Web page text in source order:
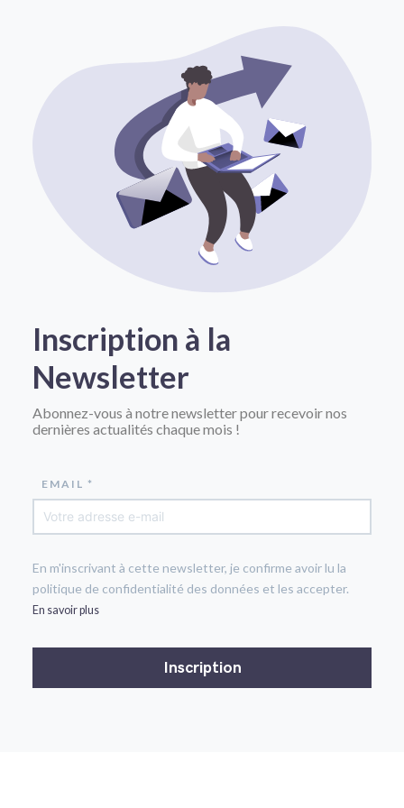
Inscription à la
Newsletter
Abonnez-vous à notre newsletter pour recevoir nos
dernières actualités chaque mois !
EMAIL *
En m'inscrivant à cette newsletter, je confirme avoir lu la
politique de confidentialité des données et les accepter.
En savoir plus